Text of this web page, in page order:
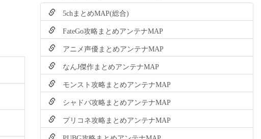
5chまとめMAP(総合)
FateGo攻略まとめアンテナMAP
アニメ声優まとめアンテナMAP
なんJ傑作まとめアンテナMAP
モンスト攻略まとめアンテナMAP
シャドバ攻略まとめアンテナMAP
プリコネ攻略まとめアンテナMAP
PUBG攻略まとめアンテナMAP